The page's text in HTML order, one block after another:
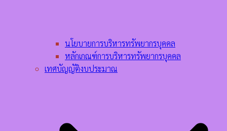
นโยบายการบริหารทรัพยากรบุคคล​
หลักเกณฑ์การบริหารทรัพยากรบุคคล​
เทศบัญญัติงบประมาณ